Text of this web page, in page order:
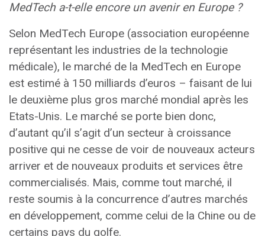
MedTech a-t-elle encore un avenir en Europe ?
Selon MedTech Europe (association européenne
représentant les industries de la technologie
médicale), le marché de la MedTech en Europe
est estimé à 150 milliards d’euros – faisant de lui
le deuxième plus gros marché mondial après les
Etats-Unis. Le marché se porte bien donc,
d’autant qu’il s’agit d’un secteur à croissance
positive qui ne cesse de voir de nouveaux acteurs
arriver et de nouveaux produits et services être
commercialisés. Mais, comme tout marché, il
reste soumis à la concurrence d’autres marchés
en développement, comme celui de la Chine ou de
certains pays du golfe.